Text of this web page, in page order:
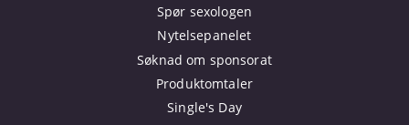
Spør sexologen
Nytelsepanelet
Søknad om sponsorat
Produktomtaler
Single's Day